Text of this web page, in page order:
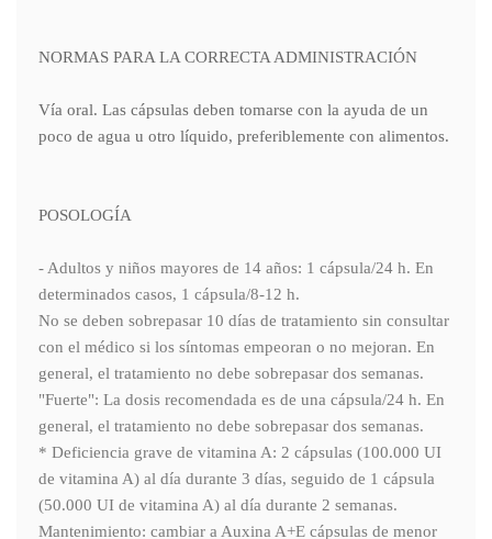
NORMAS PARA LA CORRECTA ADMINISTRACIÓN
Vía oral. Las cápsulas deben tomarse con la ayuda de un
poco de agua u otro líquido, preferiblemente con alimentos.
POSOLOGÍA
- Adultos y niños mayores de 14 años: 1 cápsula/24 h. En
determinados casos, 1 cápsula/8-12 h.
No se deben sobrepasar 10 días de tratamiento sin consultar
con el médico si los síntomas empeoran o no mejoran. En
general, el tratamiento no debe sobrepasar dos semanas.
"Fuerte": La dosis recomendada es de una cápsula/24 h. En
general, el tratamiento no debe sobrepasar dos semanas.
* Deficiencia grave de vitamina A: 2 cápsulas (100.000 UI
de vitamina A) al día durante 3 días, seguido de 1 cápsula
(50.000 UI de vitamina A) al día durante 2 semanas.
Mantenimiento: cambiar a Auxina A+E cápsulas de menor